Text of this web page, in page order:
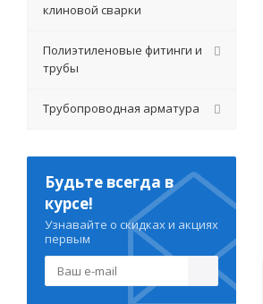
клиновой сварки
Полиэтиленовые фитинги и
трубы
Трубопроводная арматура
Будьте всегда в
курсе!
Узнавайте о скидках и акциях
первым